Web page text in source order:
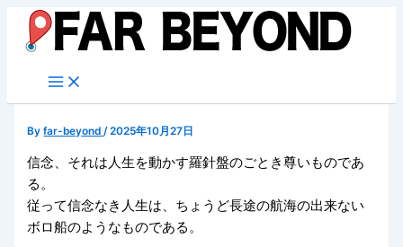
キ
Byfar-beyond/2025年10月27日
信念、それは人生を動かす羅針盤のごとき尊いものであ
る。
従って信念なき人生は、ちょうど長途の航海の出来ない
ボロ船のようなものである。